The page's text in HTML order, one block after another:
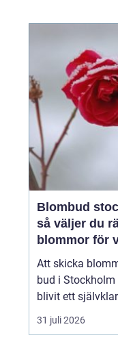
tills en
känns fel. Ge...
Blombud
så väljer du
blommor för
tillfälle
Att skicka
bud i Stockholm
blivit ett
att visa omtanke,
stora händelser
31 juli 2026